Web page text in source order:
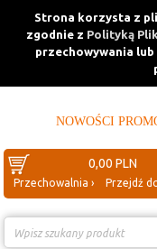
Strona korzysta z
zgodnie z Polityką
przechowywania
NOWOŚCI
0,00 PLN
Przechowalnia › Przejdź